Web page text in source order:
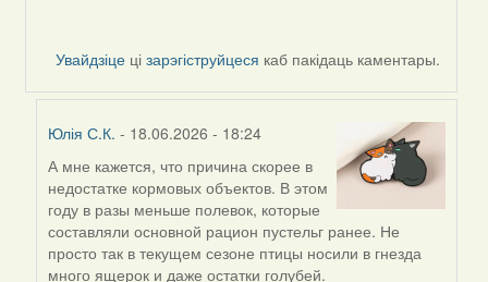
Увайдзіце цізарэгіструйцеся каб пакідаць каментары.
Юлія С.К. - 18.06.2026 - 18:24
In
reply
to
by
Alla
А мне кажется, что причина скорее в
недостатке кормовых объектов. В этом
году в разы меньше полевок, которые
составляли основной рацион пустельг ранее. Не
просто так в текущем сезоне птицы носили в гнезда
много ящерок и даже остатки голубей.